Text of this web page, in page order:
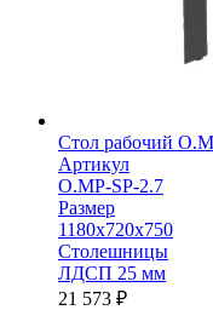
Стол рабочий
Артикул
O.MP-SP-2.7
Размер
1180х720х750
Столешницы
ЛДСП 25 мм
21 573 ₽